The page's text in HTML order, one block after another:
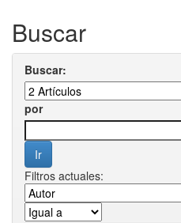
Buscar
Buscar:
por
Filtros actuales: